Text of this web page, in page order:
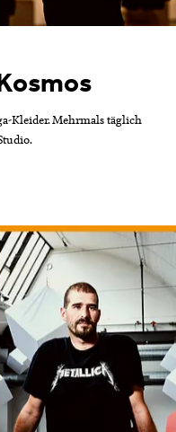
Kleider. Mehrmals täglich